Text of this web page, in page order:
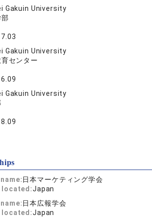
Gakuin University
部
Gakuin University
センター
Gakuin University
日本マーケティング学会
located:Japan
日本広報学会
located:Japan